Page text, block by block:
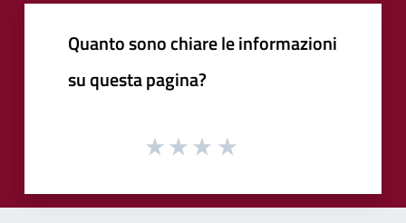
Quanto sono chiare le informazioni
su questa pagina?